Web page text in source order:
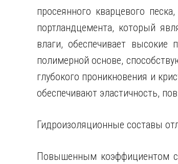
просеянного кварцевого
портландцемента, который
влаги, обеспечивает высокие
полимерной основе,
глубокого проникновения и
обеспечивают эластичность,
Гидроизоляционные составы
Повышенным коэффициентом